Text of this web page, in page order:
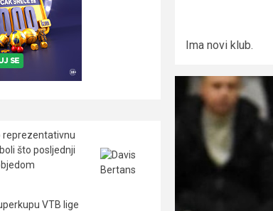
Ima novi klub.
reprezentativnu
što posljednji
VTB lige